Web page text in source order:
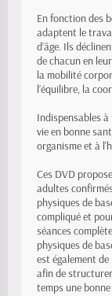
En fonction des
adaptent le
d’âge. Ils
de chacun en
la mobilité
l’équilibre, la
Indispensables
vie en bonne
organisme et à
Ces DVD
adultes
physiques de
compliqué et
séances
physiques de
est également
afin de
temps une